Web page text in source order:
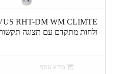
ולחות מתקדם עם תצוגה
מידע נוסף